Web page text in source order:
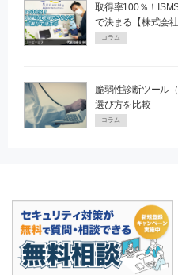
取得率100％！
で決まる【株式会社
コラム
脆弱性診断ツール
選び方を比較
コラム